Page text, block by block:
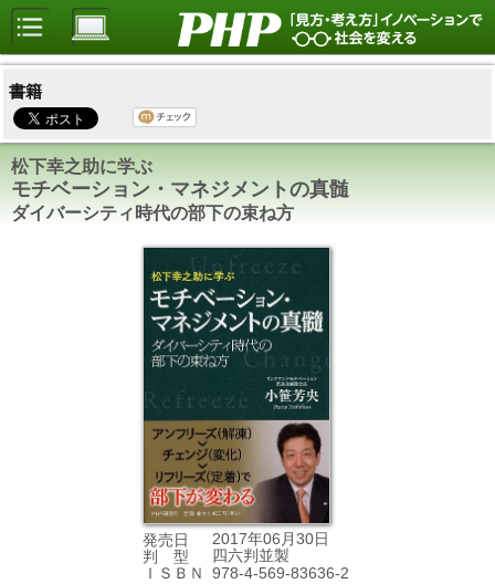
書籍
松下幸之助に学ぶ
モチベーション・マネジメントの真髄
ダイバーシティ時代の部下の束ね方
発売日
2017年06月30日
判 型
四六判並製
ＩＳＢＮ
978-4-569-83636-2